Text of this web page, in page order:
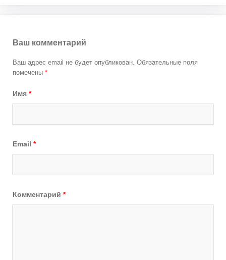
Ваш комментарий
Ваш адрес email не будет опубликован. Обязательные поля
помечены *
Имя *
Email *
Комментарий *